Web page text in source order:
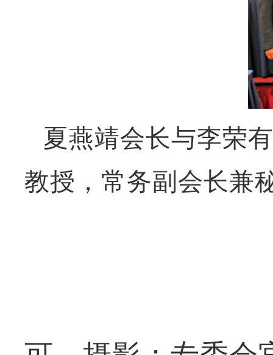
夏燕靖会长与李荣
教授，常务副会长兼